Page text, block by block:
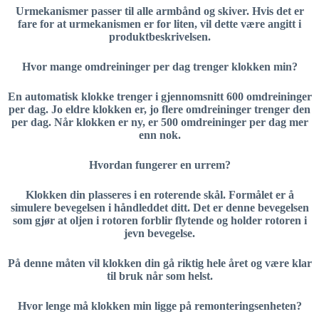
Urmekanismer passer til alle armbånd og skiver. Hvis det er
fare for at urmekanismen er for liten, vil dette være angitt i
produktbeskrivelsen.
Hvor mange omdreininger per dag trenger klokken min?
En automatisk klokke trenger i gjennomsnitt 600 omdreininger
per dag. Jo eldre klokken er, jo flere omdreininger trenger den
per dag. Når klokken er ny, er 500 omdreininger per dag mer
enn nok.
Hvordan fungerer en urrem?
Klokken din plasseres i en roterende skål. Formålet er å
simulere bevegelsen i håndleddet ditt. Det er denne bevegelsen
som gjør at oljen i rotoren forblir flytende og holder rotoren i
jevn bevegelse.
På denne måten vil klokken din gå riktig hele året og være klar
til bruk når som helst.
Hvor lenge må klokken min ligge på remonteringsenheten?